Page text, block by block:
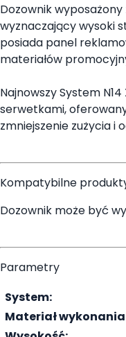
Dozownik
wyznaczający wysoki
posiada panel
materiałów
Najnowszy System
serwetkami,
zmniejszenie zużycia i
Kompatybilne
Dozownik może być
Parametry
System:
Materiał